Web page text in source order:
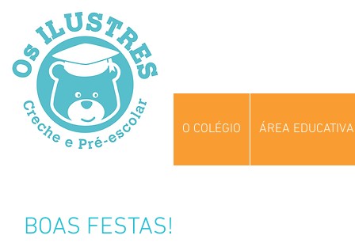
O COLÉGIO ÁREA EDUCATIVA
BOAS FESTAS!